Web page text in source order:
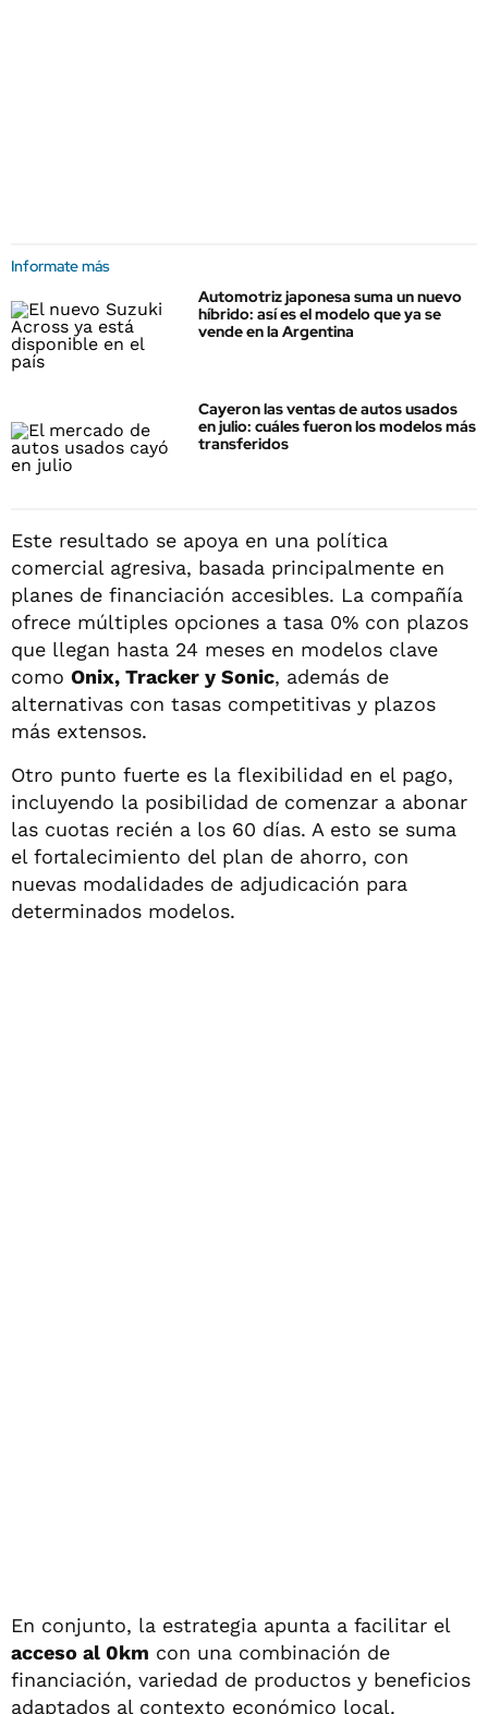
Informate más
Automotriz japonesa suma un nuevo
híbrido: así es el modelo que ya se
vende en la Argentina
Cayeron las ventas de autos usados
en julio: cuáles fueron los modelos más
transferidos
Este resultado se apoya en una política
comercial agresiva, basada principalmente en
planes de financiación accesibles. La compañía
ofrece múltiples opciones a tasa 0% con plazos
que llegan hasta 24 meses en modelos clave
como Onix, Tracker y Sonic, además de
alternativas con tasas competitivas y plazos
más extensos.
Otro punto fuerte es la flexibilidad en el pago,
incluyendo la posibilidad de comenzar a abonar
las cuotas recién a los 60 días. A esto se suma
el fortalecimiento del plan de ahorro, con
nuevas modalidades de adjudicación para
determinados modelos.
En conjunto, la estrategia apunta a facilitar el
acceso al 0km con una combinación de
financiación, variedad de productos y beneficios
adaptados al contexto económico local.